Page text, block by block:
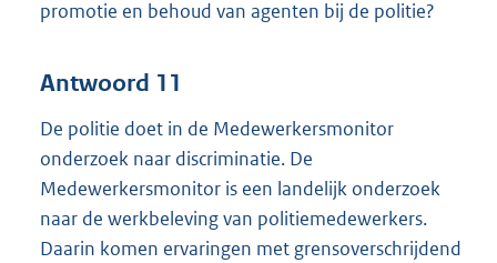
promotie en behoud van agenten bij de politie?
Antwoord 11
De politie doet in de Medewerkersmonitor
onderzoek naar discriminatie. De
Medewerkersmonitor is een landelijk onderzoek
naar de werkbeleving van politiemedewerkers.
Daarin komen ervaringen met grensoverschrijdend